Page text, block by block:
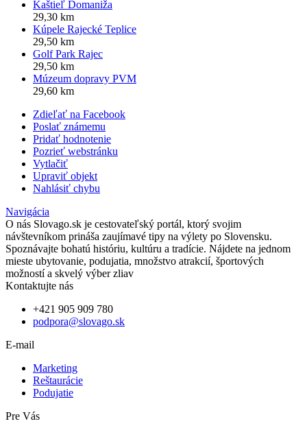
Kaštieľ Domaniža
29,30 km
Kúpele Rajecké Teplice
29,50 km
Golf Park Rajec
29,50 km
Múzeum dopravy PVM
29,60 km
Zdieľať na Facebook
Poslať známemu
Pridať hodnotenie
Pozrieť webstránku
Vytlačiť
Upraviť objekt
Nahlásiť chybu
Navigácia
O nás Slovago.sk je cestovateľský portál, ktorý svojim
návštevníkom prináša zaujímavé tipy na výlety po Slovensku.
Spoznávajte bohatú históriu, kultúru a tradície. Nájdete na jednom
mieste ubytovanie, podujatia, množstvo atrakcií, športových
možností a skvelý výber zliav
Kontaktujte nás
+421 905 909 780
podpora@slovago.sk
E-mail
Marketing
Reštaurácie
Podujatie
Pre Vás